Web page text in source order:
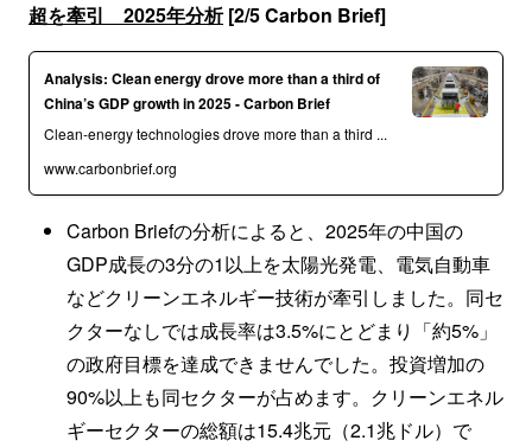
超を牽引 2025年分析[2/5 Carbon Brief]
Analysis: Clean energy drove more than a third of
China’s GDP growth in 2025 - Carbon Brief
Clean-energy technologies drove more than a third ...
www.carbonbrief.org
Carbon Briefの分析によると、2025年の中国の
GDP成長の3分の1以上を太陽光発電、電気自動車
などクリーンエネルギー技術が牽引しました。同セ
クターなしでは成長率は3.5%にとどまり「約5%」
の政府目標を達成できませんでした。投資増加の
90%以上も同セクターが占めます。クリーンエネル
ギーセクターの総額は15.4兆元（2.1兆ドル）で